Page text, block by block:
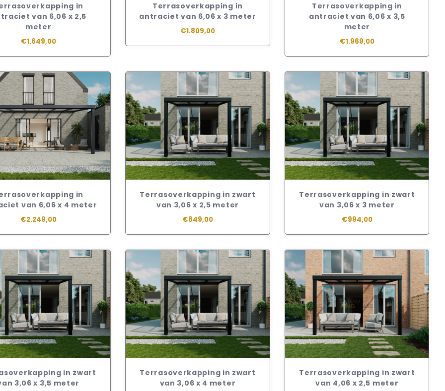
in
van 6,06 x 2,5
meter
€1.649,00
Terrasoverkapping in
antraciet van 6,06 x 3 meter
€1.809,00
Terrasoverkapping in
antraciet van 6,06 x 3,5
meter
€1.969,00
in
van 6,06 x 4 meter
€2.249,00
Terrasoverkapping in zwart
van 3,06 x 2,5 meter
€849,00
Terrasoverkapping in zwart
van 3,06 x 3 meter
€994,00
in zwart
3,06 x 3,5 meter
Terrasoverkapping in zwart
van 3,06 x 4 meter
Terrasoverkapping in zwart
van 4,06 x 2,5 meter